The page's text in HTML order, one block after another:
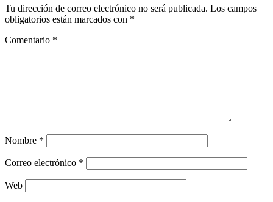
Tu dirección de correo electrónico no será publicada. Los campos
obligatorios están marcados con *
Comentario *
Nombre *
Correo electrónico *
Web